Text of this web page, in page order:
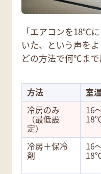
「エアコンを18℃
いた、という声を
どの方法で何℃まで
方法 室温
冷房のみ
（最低設
定）
16
冷房＋保冷
剤
16